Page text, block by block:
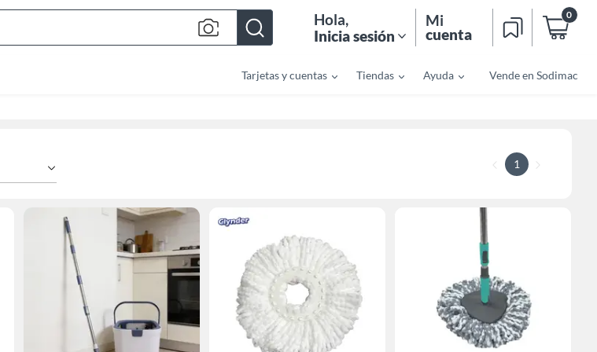
Bar
Hola,
Inicia sesión
Mi
cuenta
0
Tarjetas y cuentas Tiendas Ayuda Vende en Sodimac
1